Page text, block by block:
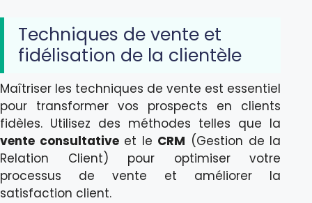
Techniques de vente et
fidélisation de la clientèle
Maîtriser les techniques de vente est essentiel
pour transformer vos prospects en clients
fidèles. Utilisez des méthodes telles que la
vente consultativeet le CRM (Gestion de la
Relation Client) pour optimiser votre
processus de vente et améliorer la
satisfaction client.